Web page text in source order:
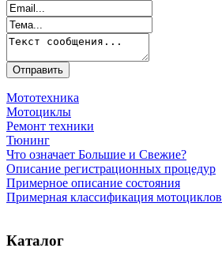
Мототехника
Мотоциклы
Ремонт техники
Тюнинг
Что означает Большие и Свежие?
Описание регистрационных процедур
Примерное описание состояния
Примерная классификация мотоциклов
Каталог